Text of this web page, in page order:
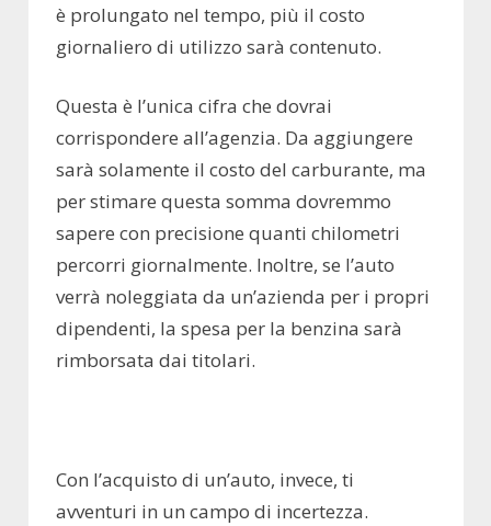
è prolungato nel tempo, più il costo
giornaliero di utilizzo sarà contenuto.
Questa è l’unica cifra che dovrai
corrispondere all’agenzia. Da aggiungere
sarà solamente il costo del carburante, ma
per stimare questa somma dovremmo
sapere con precisione quanti chilometri
percorri giornalmente. Inoltre, se l’auto
verrà noleggiata da un’azienda per i propri
dipendenti, la spesa per la benzina sarà
rimborsata dai titolari.
Con l’acquisto di un’auto, invece, ti
avventuri in un campo di incertezza.